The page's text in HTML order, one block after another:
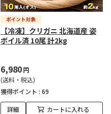
【冷凍】クリガニ 北海道産 姿
ボイル済 10尾 計2kg
6,980円
(送料・税込)
獲得ポイント : 69
詳細 カートに入れる